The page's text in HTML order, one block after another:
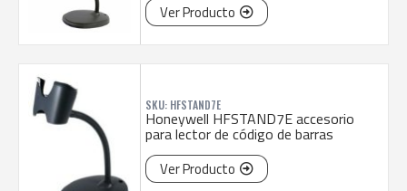
Ver Producto
SKU: HFSTAND7E
Honeywell HFSTAND7E accesorio
para lector de código de barras
Ver Producto